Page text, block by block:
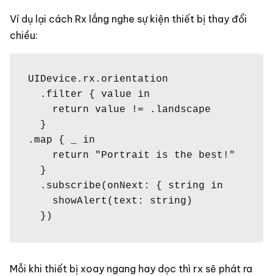
Ví dụ lại cách Rx lắng nghe sự kiện thiết bị thay đổi
chiều:
UIDevice.rx.orientation
.map { _ in
  })
Mỗi khi thiết bị xoay ngang hay dọc thì rx sẽ phát ra